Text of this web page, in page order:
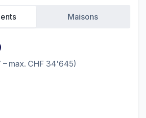
– max. CHF 34'645)
Maisons